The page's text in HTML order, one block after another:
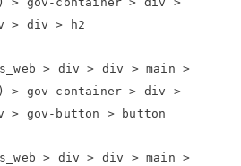
> div > h2
> div > div > main >
> gov-container > div >
gov-button > button
> div > div > main >